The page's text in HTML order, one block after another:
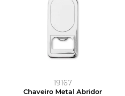
19167
Chaveiro Metal Abridor